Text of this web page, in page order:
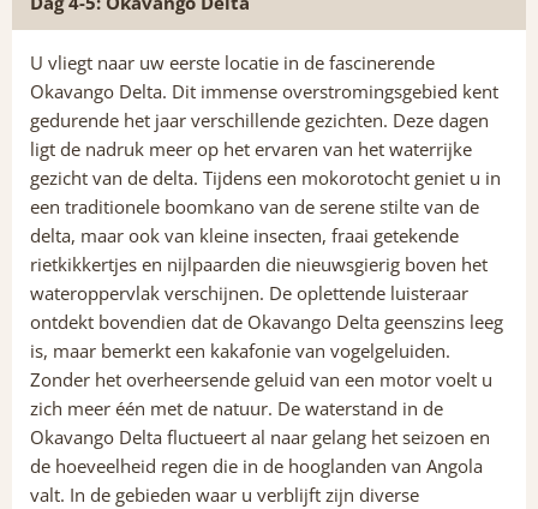
U vliegt naar uw eerste locatie in de fascinerende
Okavango Delta. Dit immense overstromingsgebied kent
gedurende het jaar verschillende gezichten. Deze dagen
ligt de nadruk meer op het ervaren van het waterrijke
gezicht van de delta. Tijdens een mokorotocht geniet u in
een traditionele boomkano van de serene stilte van de
delta, maar ook van kleine insecten, fraai getekende
rietkikkertjes en nijlpaarden die nieuwsgierig boven het
wateroppervlak verschijnen. De oplettende luisteraar
ontdekt bovendien dat de Okavango Delta geenszins leeg
is, maar bemerkt een kakafonie van vogelgeluiden.
Zonder het overheersende geluid van een motor voelt u
zich meer één met de natuur. De waterstand in de
Okavango Delta fluctueert al naar gelang het seizoen en
de hoeveelheid regen die in de hooglanden van Angola
valt. In de gebieden waar u verblijft zijn diverse